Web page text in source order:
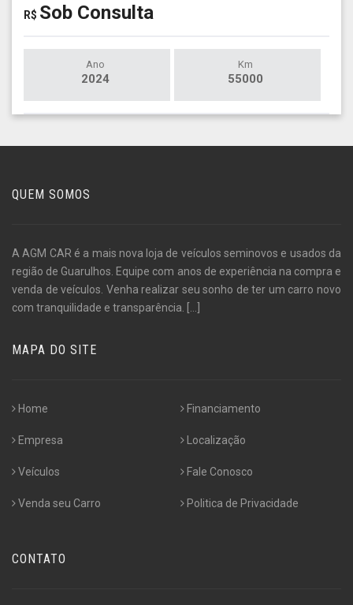
R$ Sob Consulta
Ano
2024
Km
55000
QUEM SOMOS
A AGM CAR é a mais nova loja de veículos seminovos e usados da
região de Guarulhos. Equipe com anos de experiência na compra e
venda de veículos. Venha realizar seu sonho de ter um carro novo
com tranquilidade e transparência. [...]
MAPA DO SITE
Home
Empresa
Veículos
Venda seu Carro
Financiamento
Localização
Fale Conosco
Politica de Privacidade
CONTATO